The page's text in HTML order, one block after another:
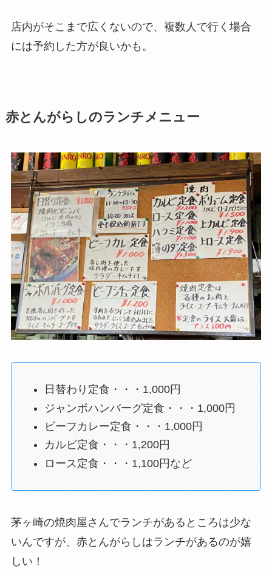
店内がそこまで広くないので、複数人で行く場合
には予約した方が良いかも。
赤とんがらしのランチメニュー
日替わり定食・・・1,000円
ジャンボハンバーグ定食・・・1,000円
ビーフカレー定食・・・1,000円
カルビ定食・・・1,200円
ロース定食・・・1,100円など
茅ヶ崎の焼肉屋さんでランチがあるところは少な
いんですが、赤とんがらしはランチがあるのが嬉
しい！